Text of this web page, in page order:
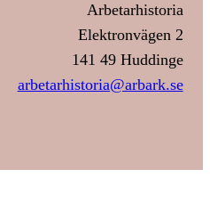
Arbetarhistoria
Elektronvägen 2
141 49 Huddinge
arbetarhistoria@arbark.se